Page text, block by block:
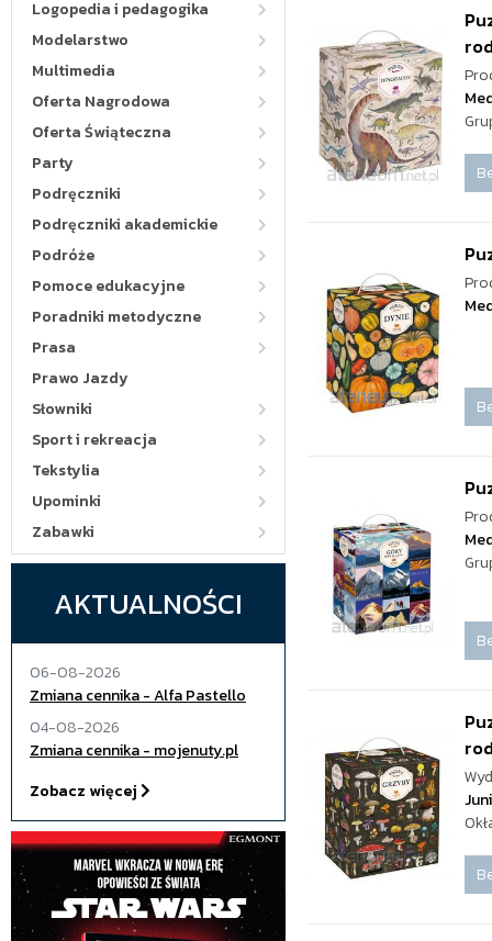
Logopedia i pedagogika
Modelarstwo
Multimedia
Oferta Nagrodowa
Oferta Świąteczna
Party
Podręczniki
Podręczniki akademickie
Podróże
Pomoce edukacyjne
Poradniki metodyczne
Prasa
Prawo Jazdy
Słowniki
Sport i rekreacja
Tekstylia
Upominki
Zabawki
AKTUALNOŚCI
06-08-2026
Zmiana cennika - Alfa Pastello
04-08-2026
Zmiana cennika - mojenuty.pl
Zobacz więcej